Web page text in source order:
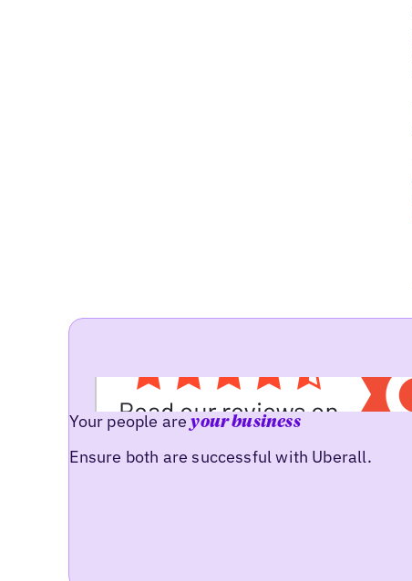
Your people areyour business
Ensure both are successful with Uberall.